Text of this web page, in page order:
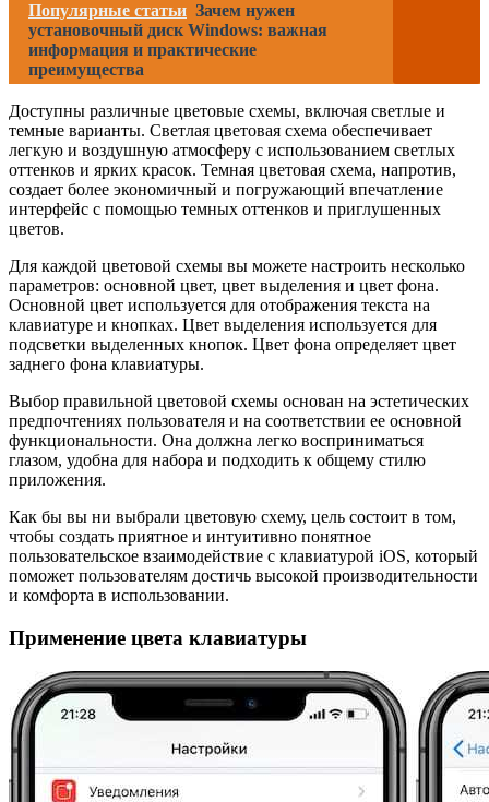
Популярные статьи Зачем нужен
установочный диск Windows: важная
информация и практические
преимущества
Доступны различные цветовые схемы, включая светлые и
темные варианты. Светлая цветовая схема обеспечивает
легкую и воздушную атмосферу с использованием светлых
оттенков и ярких красок. Темная цветовая схема, напротив,
создает более экономичный и погружающий впечатление
интерфейс с помощью темных оттенков и приглушенных
цветов.
Для каждой цветовой схемы вы можете настроить несколько
параметров: основной цвет, цвет выделения и цвет фона.
Основной цвет используется для отображения текста на
клавиатуре и кнопках. Цвет выделения используется для
подсветки выделенных кнопок. Цвет фона определяет цвет
заднего фона клавиатуры.
Выбор правильной цветовой схемы основан на эстетических
предпочтениях пользователя и на соответствии ее основной
функциональности. Она должна легко восприниматься
глазом, удобна для набора и подходить к общему стилю
приложения.
Как бы вы ни выбрали цветовую схему, цель состоит в том,
чтобы создать приятное и интуитивно понятное
пользовательское взаимодействие с клавиатурой iOS, который
поможет пользователям достичь высокой производительности
и комфорта в использовании.
Применение цвета клавиатуры